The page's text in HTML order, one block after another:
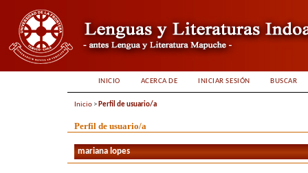
INICIO ACERCA DE INICIAR SESIÓN BUSCAR
Inicio > Perfil de usuario/a
Perfil de usuario/a
mariana lopes